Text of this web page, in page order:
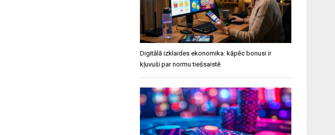
Digitālā izklaides ekonomika: kāpēc bonusi ir
kļuvuši par normu tiešsaistē